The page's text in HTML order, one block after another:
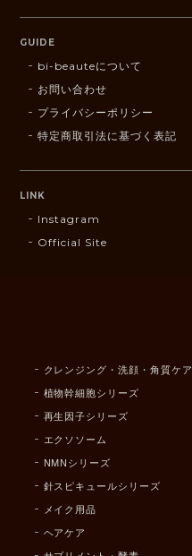
GUIDE
bi-beauteについて
お問い合わせ
プライバシーポリシー
特定商取引法に基づく表記
LINK
Instagram
Official Site
クレンジング・洗顔・角質ケア
植物幹細胞シリーズ
再生因子シリーズ
エクソソーム
NMNシリーズ
針スピキュールシリーズ
メイク用品
ヘアケア